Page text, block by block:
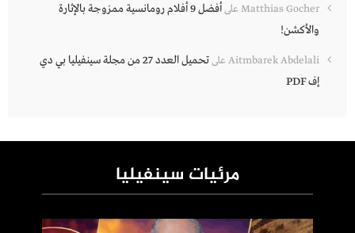
Matthias Gocher على
أفضل 9 أفلام رومانسية ممزوجة بالإثارة
والأكشن!
Aitmbarek Abdelali على
تحميل العدد 27 من مجلة سينفيليا بي دي
إف PDF
مرئيات سينفيليا